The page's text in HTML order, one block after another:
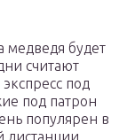
медведя будет
считают
под
под патрон
популярен в
дистанции